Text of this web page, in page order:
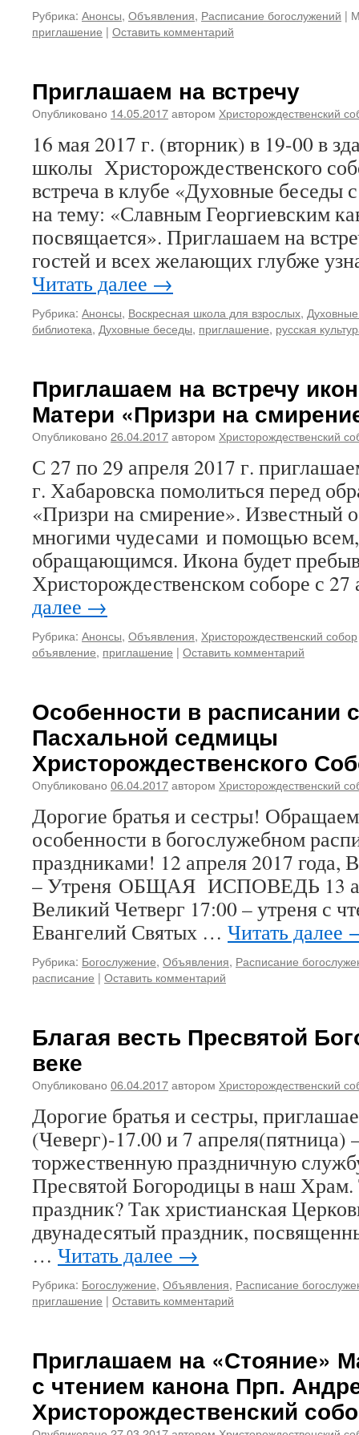
Рубрика: Анонсы, Объявления, Расписание богослужений |
приглашение | Оставить комментарий
Приглашаем на встречу
Опубликовано 14.05.2017автором Христорождественский
16 мая 2017 г. (вторник) в 19-00 в
школы Христорождественского
встреча в клубе «Духовные беседы
на тему: «Славным Георгиевским
посвящается». Приглашаем на
гостей и всех желающих глубже
Читать далее →
Рубрика: Анонсы, Воскресная школа для взрослых,
библиотека, Духовные беседы, приглашение, русская
Приглашаем на встречу
Матери «Призри на
Опубликовано 26.04.2017автором Христорождественский
С 27 по 29 апреля 2017 г.
г. Хабаровска помолиться перед
«Призри на смирение». Известный
многими чудесами и помощью
обращающимся. Икона будет
Христорождественском соборе с
далее →
Рубрика: Анонсы, Объявления, Христорождественский собор
объявление, приглашение | Оставить комментарий
Особенности в расписании
Пасхальной седмицы
Христорождественского
Опубликовано 06.04.2017автором Христорождественский
Дорогие братья и сестры!
особенности в богослужебном
праздниками! 12 апреля 2017 года,
– Утреня ОБЩАЯ ИСПОВЕДЬ 13
Великий Четверг 17:00 – утреня с
Евангелий Святых … Читать далее
Рубрика: Богослужение, Объявления, Расписание
расписание | Оставить комментарий
Благая весть Пресвятой
веке
Опубликовано 06.04.2017автором Христорождественский
Дорогие братья и сестры,
(Чеверг)-17.00 и 7
торжественную праздничную
Пресвятой Богородицы в наш Храм.
праздник? Так христианская
двунадесятый праздник,
… Читать далее →
Рубрика: Богослужение, Объявления, Расписание
приглашение | Оставить комментарий
Приглашаем на «Стояние»
с чтением канона Прп.
Христорождественский